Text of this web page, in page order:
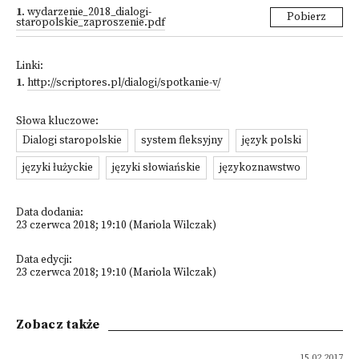
1. wydarzenie_2018_dialogi-
staropolskie_zaproszenie.pdf Pobierz
Linki:
1. http://scriptores.pl/dialogi/spotkanie-v/
Słowa kluczowe:
Dialogi staropolskie
system fleksyjny
język polski
języki łużyckie
języki słowiańskie językoznawstwo
Data dodania:
23 czerwca 2018; 19:10 (Mariola Wilczak)
Data edycji:
23 czerwca 2018; 19:10 (Mariola Wilczak)
Zobacz także